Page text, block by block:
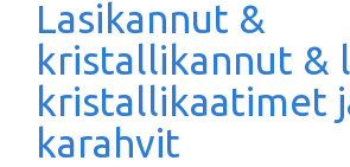
Lasikannut &
kristallikannut &
kristallikaatimet
karahvit